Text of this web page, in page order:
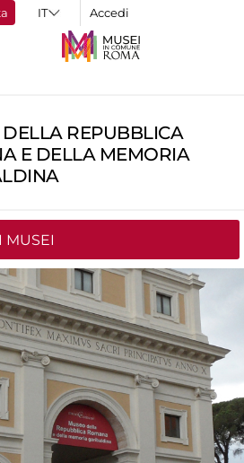
Accedi
DELLA REPUBBLICA
E DELLA MEMORIA
MUSEI